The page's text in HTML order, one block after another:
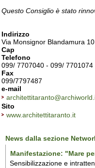
Questo Consiglio è stato
Indirizzo
Via Monsignor Blandamura 10
Cap
Telefono
099/ 7707040 - 099/ 7701074
Fax
099/7797487
e-mail
Sito
www.architettitaranto.it
News dalla sezione
Manifestazione: "Mare
Sensibilizzazione e